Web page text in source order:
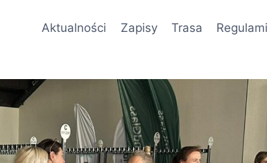
Aktualności Zapisy Trasa